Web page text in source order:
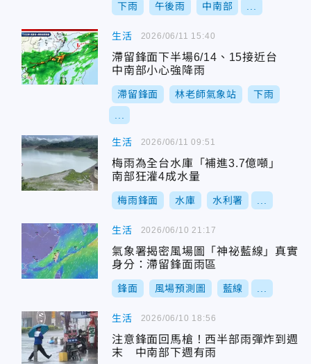
下雨 午後雨 中南部
生活
滯留鋒面下半場6/14、15接近台
中南部小心強降雨
滯留鋒面 林老師氣象站 下雨
2026/06/11 15:40
生活
梅雨為全台水庫「補進3.7億噸」
南部狂灌4成水量
梅雨鋒面 水庫 水利署
2026/06/11 09:51
生活
氣象署揭密風場圖「神祕藍線」真實
身分：滯留鋒面雨區
鋒面 風場預測圖 藍線
2026/06/10 21:17
生活
注意鋒面回馬槍！西半部雨彈炸到週
末 中南部下週有雨
2026/06/10 18:56